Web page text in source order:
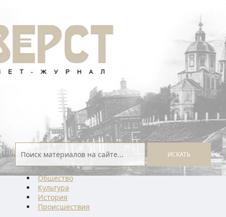
ИСКАТЬ
Общество
Культура
История
Проиcшествия